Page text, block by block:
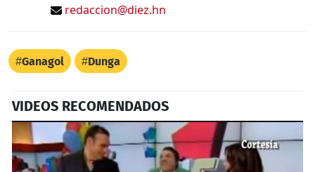
redaccion@diez.hn
Ganagol Dunga
VIDEOS RECOMENDADOS